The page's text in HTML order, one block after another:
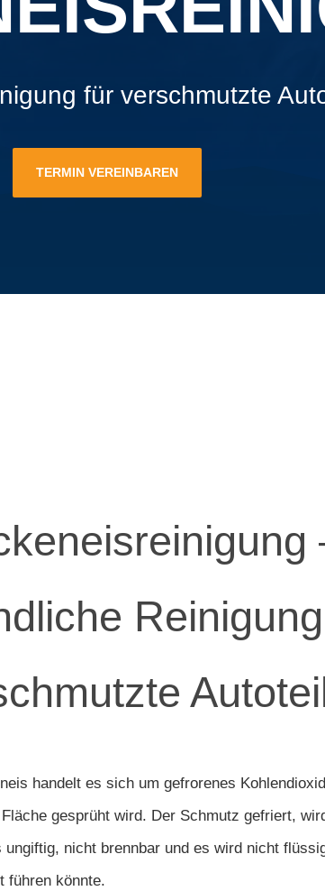
für verschmutzte
TERMIN VEREINBAREN
handelt es sich um gefrorenes
gesprüht wird. Der Schmutz gefriert,
ungiftig, nicht brennbar und es wird nicht
führen könnte.